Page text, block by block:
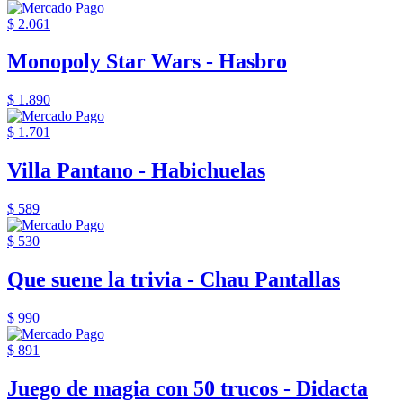
$ 2.061
Monopoly Star Wars - Hasbro
$ 1.890
$ 1.701
Villa Pantano - Habichuelas
$ 589
$ 530
Que suene la trivia - Chau Pantallas
$ 990
$ 891
Juego de magia con 50 trucos - Didacta